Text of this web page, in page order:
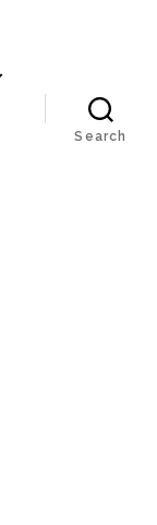
Search